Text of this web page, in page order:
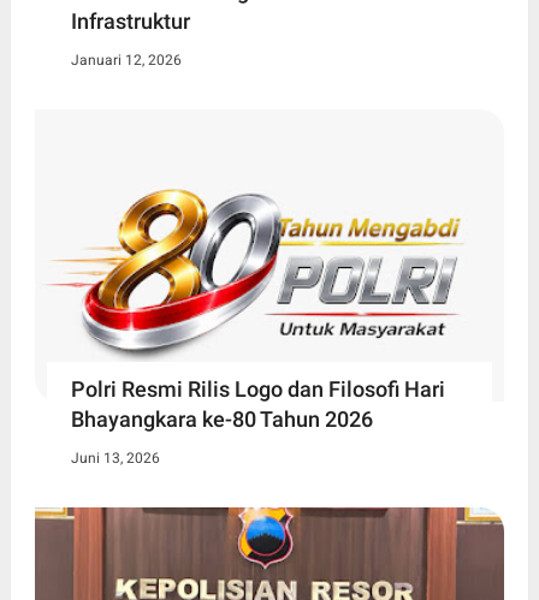
Infrastruktur
Januari 12, 2026
Polri Resmi Rilis Logo dan Filosofi Hari
Bhayangkara ke-80 Tahun 2026
Juni 13, 2026